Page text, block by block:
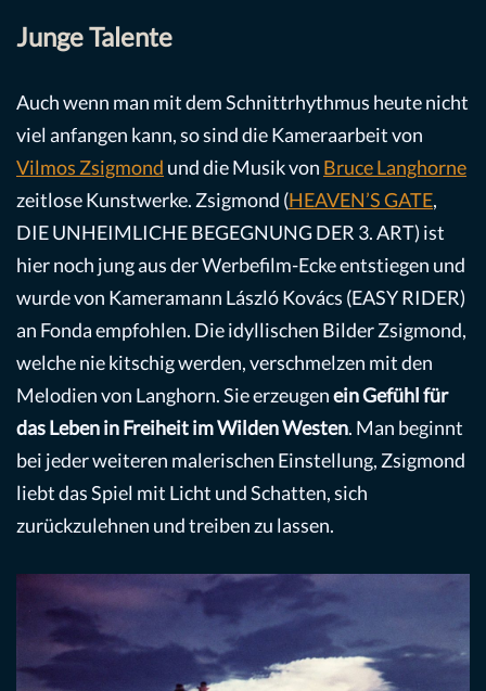
Junge Talente
Auch wenn man mit dem Schnittrhythmus heute nicht
viel anfangen kann, so sind die Kameraarbeit von
Vilmos Zsigmond und die Musik von Bruce Langhorne
zeitlose Kunstwerke. Zsigmond (HEAVEN’S GATE,
DIE UNHEIMLICHE BEGEGNUNG DER 3. ART) ist
hier noch jung aus der Werbefilm-Ecke entstiegen und
wurde von Kameramann László Kovács (EASY RIDER)
an Fonda empfohlen. Die idyllischen Bilder Zsigmond,
welche nie kitschig werden, verschmelzen mit den
Melodien von Langhorn. Sie erzeugenein Gefühl für
das Leben in Freiheit im Wilden Westen. Man beginnt
bei jeder weiteren malerischen Einstellung, Zsigmond
liebt das Spiel mit Licht und Schatten, sich
zurückzulehnen und treiben zu lassen.